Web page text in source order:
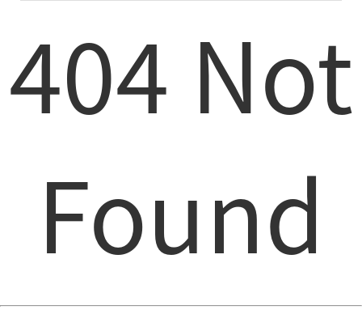
404 Not
Found